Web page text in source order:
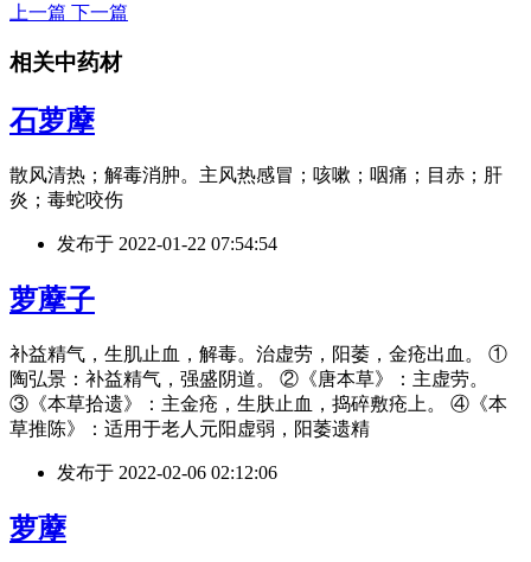
上一篇 下一篇
相关中药材
石萝藦
散风清热；解毒消肿。主风热感冒；咳嗽；咽痛；目赤；肝
炎；毒蛇咬伤
发布于 2022-01-22 07:54:54
萝藦子
补益精气，生肌止血，解毒。治虚劳，阳萎，金疮出血。 ①
陶弘景：补益精气，强盛阴道。 ②《唐本草》：主虚劳。
③《本草拾遗》：主金疮，生肤止血，捣碎敷疮上。 ④《本
草推陈》：适用于老人元阳虚弱，阳萎遗精
发布于 2022-02-06 02:12:06
萝藦